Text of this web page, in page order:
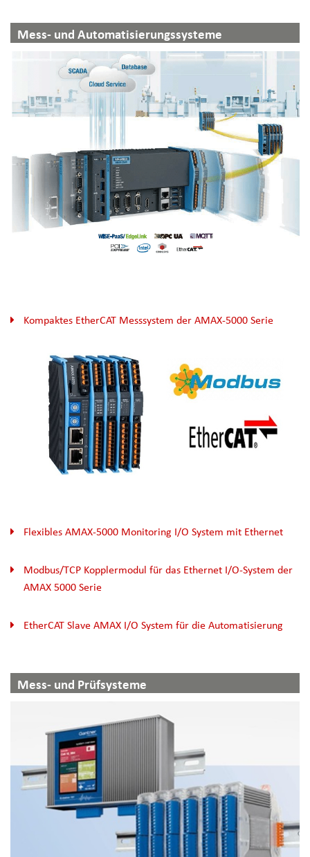
Mess- und Automatisierungssysteme
Kompaktes EtherCAT Messsystem der AMAX-5000 Serie
Flexibles AMAX-5000 Monitoring I/O System mit Ethernet
Modbus/TCP Kopplermodul für das Ethernet I/O-System der
AMAX 5000 Serie
EtherCAT Slave AMAX I/O System für die Automatisierung
Mess- und Prüfsysteme